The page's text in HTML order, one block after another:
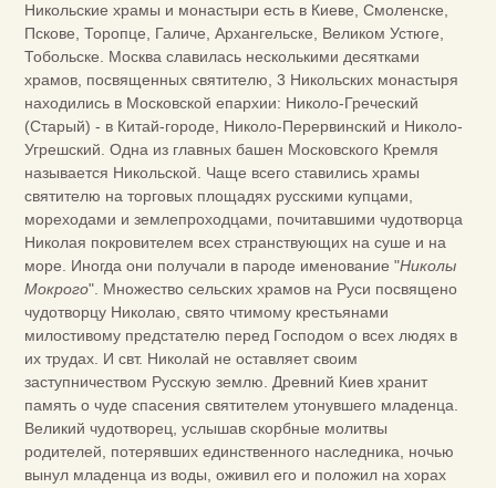
Никольские храмы и монастыри есть в Киеве, Смоленске,
Пскове, Торопце, Галиче, Архангельске, Великом Устюге,
Тобольске. Москва славилась несколькими десятками
храмов, посвященных святителю, 3 Никольских монастыря
находились в Московской епархии: Николо-Греческий
(Старый) - в Китай-городе, Николо-Перервинский и Николо-
Угрешский. Одна из главных башен Московского Кремля
называется Никольской. Чаще всего ставились храмы
святителю на торговых площадях русскими купцами,
мореходами и землепроходцами, почитавшими чудотворца
Николая покровителем всех странствующих на суше и на
море. Иногда они получали в пароде именование "Николы
Мокрого". Множество сельских храмов на Руси посвящено
чудотворцу Николаю, свято чтимому крестьянами
милостивому предстателю перед Господом о всех людях в
их трудах. И свт. Николай не оставляет своим
заступничеством Русскую землю. Древний Киев хранит
память о чуде спасения святителем утонувшего младенца.
Великий чудотворец, услышав скорбные молитвы
родителей, потерявших единственного наследника, ночью
вынул младенца из воды, оживил его и положил на хорах